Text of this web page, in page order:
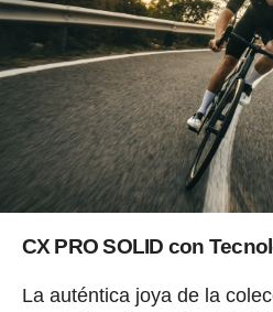
CX PRO SOLID con
La auténtica joya de la